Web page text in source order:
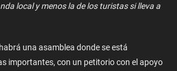
local y menos la de los turistas si lleva a
una asamblea donde se está
importantes, con un petitorio con el apoyo